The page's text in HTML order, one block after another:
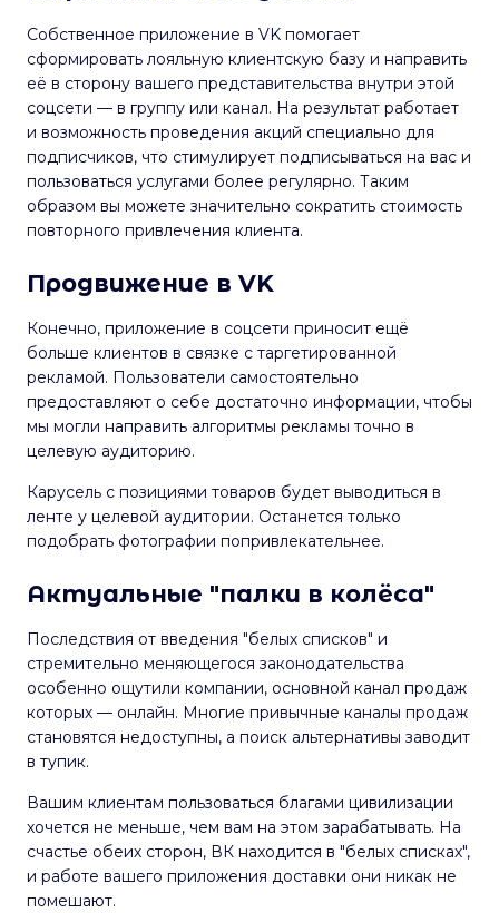
Собственное приложение в VK помогает
сформировать лояльную клиентскую базу и направить
её в сторону вашего представительства внутри этой
соцсети — в группу или канал. На результат работает
и возможность проведения акций специально для
подписчиков, что стимулирует подписываться на вас и
пользоваться услугами более регулярно. Таким
образом вы можете значительно сократить стоимость
повторного привлечения клиента.
Продвижение в VK
Конечно, приложение в соцсети приносит ещё
больше клиентов в связке с таргетированной
рекламой. Пользователи самостоятельно
предоставляют о себе достаточно информации, чтобы
мы могли направить алгоритмы рекламы точно в
целевую аудиторию.
Карусель с позициями товаров будет выводиться в
ленте у целевой аудитории. Останется только
подобрать фотографии попривлекательнее.
Актуальные "палки в колёса"
Последствия от введения "белых списков" и
стремительно меняющегося законодательства
особенно ощутили компании, основной канал продаж
которых — онлайн. Многие привычные каналы продаж
становятся недоступны, а поиск альтернативы заводит
в тупик.
Вашим клиентам пользоваться благами цивилизации
хочется не меньше, чем вам на этом зарабатывать. На
счастье обеих сторон, ВК находится в "белых списках",
и работе вашего приложения доставки они никак не
помешают.